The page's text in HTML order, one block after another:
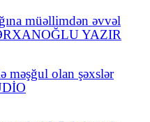
müəllimdən əvvəl
YAZIR
məşğul olan şəxslər